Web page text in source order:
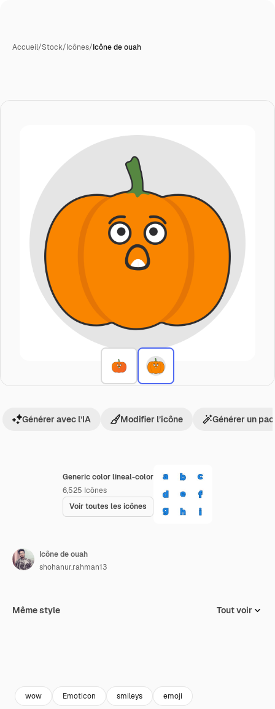
Accueil/Stock/Icônes/Icône de ouah
Generic color lineal-color
6,525 Icônes
Voir toutes les icônes
Générer avec l’IA Modifier l’icône Générer un
Icône de ouah
shohanur.rahman13
Même style Tout voir
wow Emoticon smileys emoji